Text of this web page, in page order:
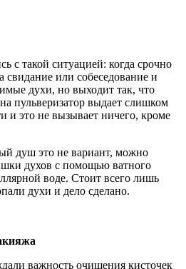
с такой ситуацией: когда срочно
или собеседование и
духи, но выходит так, что
пульверизатор выдает слишком
и это не вызывает ничего, кроме
душ это не вариант, можно
духов с помощью ватного
воде. Стоит всего лишь
духи и дело сделано.
важность очищения кисточек